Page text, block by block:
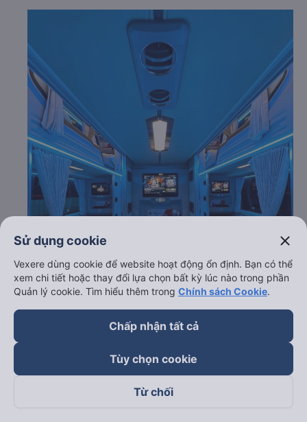
c. Lộ trình, giờ khởi hành và giờ kết thúc của xe khách
Sử dụng cookie close
Vexere dùng cookie để website hoạt động ổn định. Bạn có thể
xem chi tiết hoặc thay đổi lựa chọn bất kỳ lúc nào trong phần
Quản lý cookie. Tìm hiểu thêm trong Chính sách Cookie.
Chấp nhận tất cả
Tùy chọn cookie
Từ chối